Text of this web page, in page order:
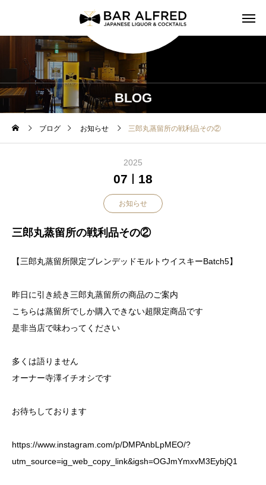
BLOG
ブログ お知らせ 三郎丸蒸留所の戦利品その②
2025
07 18
お知らせ
三郎丸蒸留所の戦利品その②
【三郎丸蒸留所限定ブレンデッドモルトウイスキーBatch5】
昨日に引き続き三郎丸蒸留所の商品のご案内
こちらは蒸留所でしか購入できない超限定商品です
是非当店で味わってください
多くは語りません
オーナー寺澤イチオシです
お待ちしております
https://www.instagram.com/p/DMPAnbLpMEO/?
utm_source=ig_web_copy_link&igsh=OGJmYmxvM3EybjQ1